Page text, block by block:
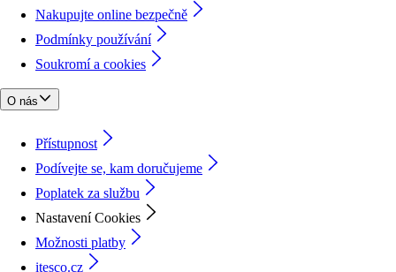
Nakupujte online bezpečně
Podmínky používání
Soukromí a cookies
O nás
Přístupnost
Podívejte se, kam doručujeme
Poplatek za službu
Nastavení Cookies
Možnosti platby
itesco.cz